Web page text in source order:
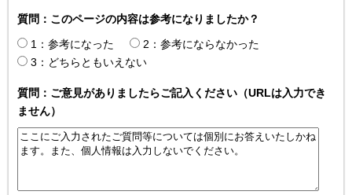
質問：このページの内容は参考になりましたか？
1：参考になった
2：参考にならなかった
3：どちらともいえない
質問：ご意見がありましたらご記入ください（URLは入力でき
ません）